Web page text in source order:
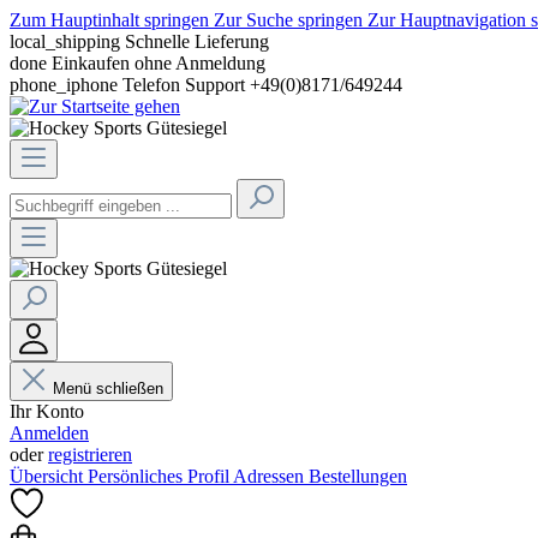
Zum Hauptinhalt springen Zur Suche springen Zur Hauptnavigation
local_shipping Schnelle Lieferung
done Einkaufen ohne Anmeldung
phone_iphone Telefon Support +49(0)8171/649244
Menü schließen
Ihr Konto
Anmelden
oderregistrieren
Übersicht Persönliches Profil Adressen Bestellungen